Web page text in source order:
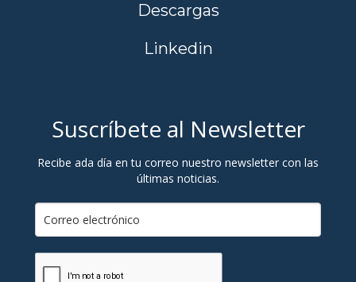
Descargas
Linkedin
Suscríbete al Newsletter
Recibe ada día en tu correo nuestro newsletter con las
últimas noticias.